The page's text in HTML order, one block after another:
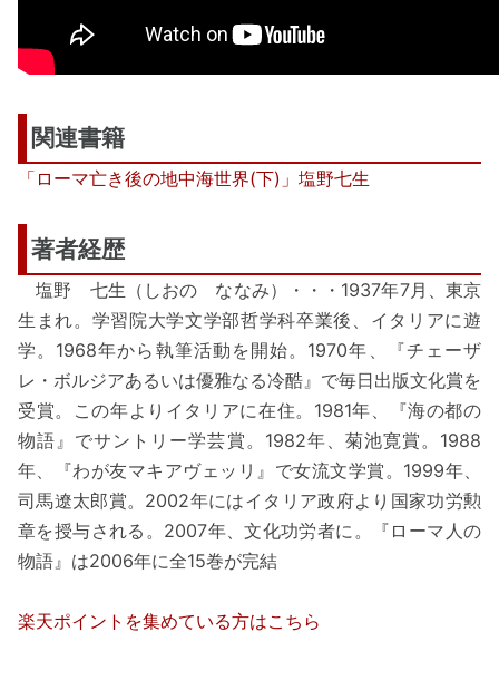
関連書籍
「ローマ亡き後の地中海世界(下)」塩野七生
著者経歴
塩野 七生（しおの ななみ）・・・1937年7月、東京
生まれ。学習院大学文学部哲学科卒業後、イタリアに遊
学。1968年から執筆活動を開始。1970年、『チェーザ
レ・ボルジアあるいは優雅なる冷酷』で毎日出版文化賞を
受賞。この年よりイタリアに在住。1981年、『海の都の
物語』でサントリー学芸賞。1982年、菊池寛賞。1988
年、『わが友マキアヴェッリ』で女流文学賞。1999年、
司馬遼太郎賞。2002年にはイタリア政府より国家功労勲
章を授与される。2007年、文化功労者に。『ローマ人の
物語』は2006年に全15巻が完結
楽天ポイントを集めている方はこちら